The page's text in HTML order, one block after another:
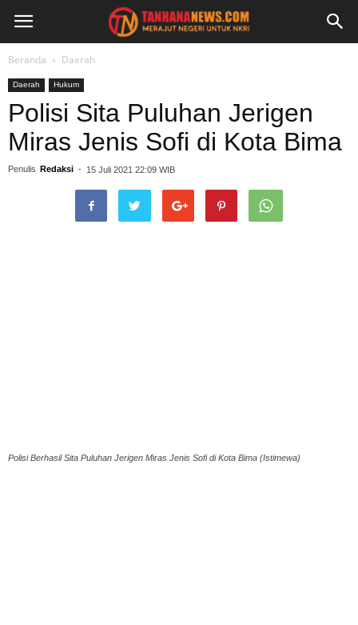
Beranda Daerah
Daerah Hukum
Polisi Sita Puluhan Jerigen
Miras Jenis Sofi di Kota Bima
Penulis Redaksi - 15 Juli 2021 22:09 WIB
Polisi Berhasil Sita Puluhan Jerigen Miras Jenis Sofi di Kota Bima (Istimewa)